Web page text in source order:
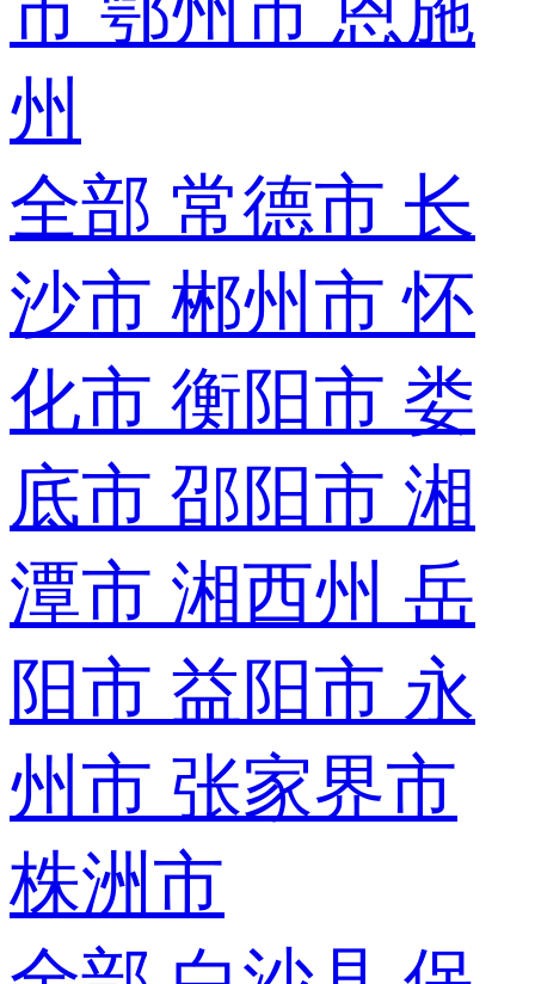
州
全部 常德市 长
沙市 郴州市 怀
化市 衡阳市 娄
底市 邵阳市 湘
潭市 湘西州 岳
阳市 益阳市 永
州市 张家界市
株洲市